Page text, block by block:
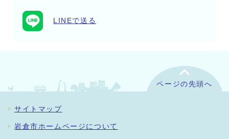
LINEで送る
ページの先頭へ
サイトマップ
岩倉市ホームページについて